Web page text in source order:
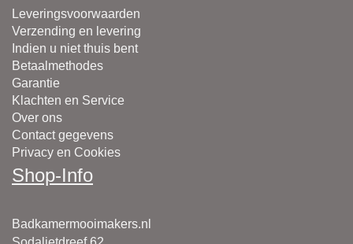
Leveringsvoorwaarden
Verzending en levering
Indien u niet thuis bent
Betaalmethodes
Garantie
Klachten en Service
Over ons
Contact gegevens
Privacy en Cookies
Shop-Info
Badkamermooimakers.nl